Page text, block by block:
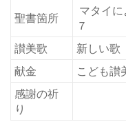
聖書箇所
マタイ
７
讃美歌
新しい歌
献金
こども
感謝の祈
り